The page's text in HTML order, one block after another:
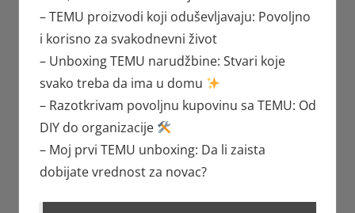
– TEMU proizvodi koji oduševljavaju: Povoljno
i korisno za svakodnevni život
– Unboxing TEMU narudžbine: Stvari koje
svako treba da ima u domu
– Razotkrivam povoljnu kupovinu sa TEMU: Od
DIY do organizacije
– Moj prvi TEMU unboxing: Da li zaista
dobijate vrednost za novac?